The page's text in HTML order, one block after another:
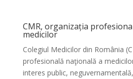
CMR, organizația
medicilor
Colegiul Medicilor din România
profesională naţională a
interes public,